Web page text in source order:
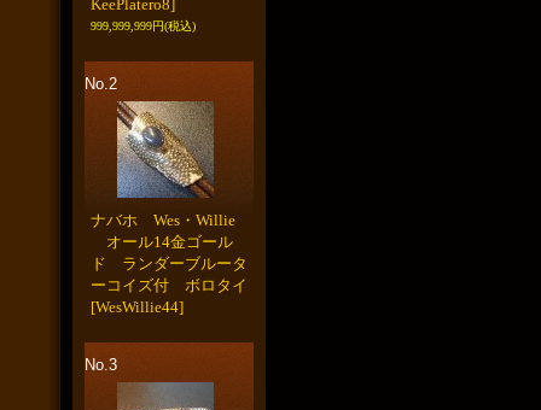
KeePlatero8]
999,999,999円(税込)
No.2
ナバホ Wes・Willie
オール14金ゴール
ド ランダーブルータ
ーコイズ付 ボロタイ
[WesWillie44]
No.3